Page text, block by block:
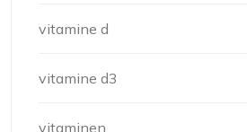
vitamine d
vitamine d3
vitaminen